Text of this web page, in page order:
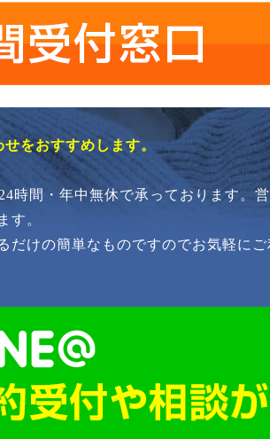
をおすすめします。
間・年中無休で承っております。
す。
けの簡単なものですのでお気軽に